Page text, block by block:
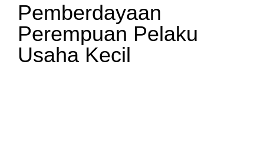
Pemberdayaan
Perempuan Pelaku
Usaha Kecil